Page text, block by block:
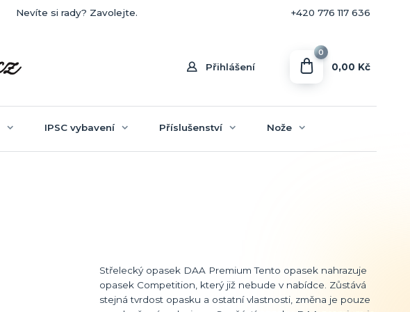
Přihlášení
Nevíte si rady? Zavolejte. +420 776 117 636
0
0,00 Kč
IPSC vybavení Příslušenství Nože
Střelecký opasek DAA Premium Tento opasek nahrazuje
opasek Competition, který již nebude v nabídce. Zůstává
stejná tvrdost opasku a ostatní vlastnosti, změna je pouze